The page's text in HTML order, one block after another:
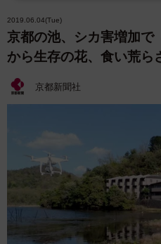
2019.06.04(Tue)
京都の池、シカ害増加
から生存の花、食い荒ら
京都新聞社